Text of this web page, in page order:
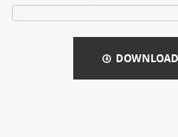
DOWNLOAD